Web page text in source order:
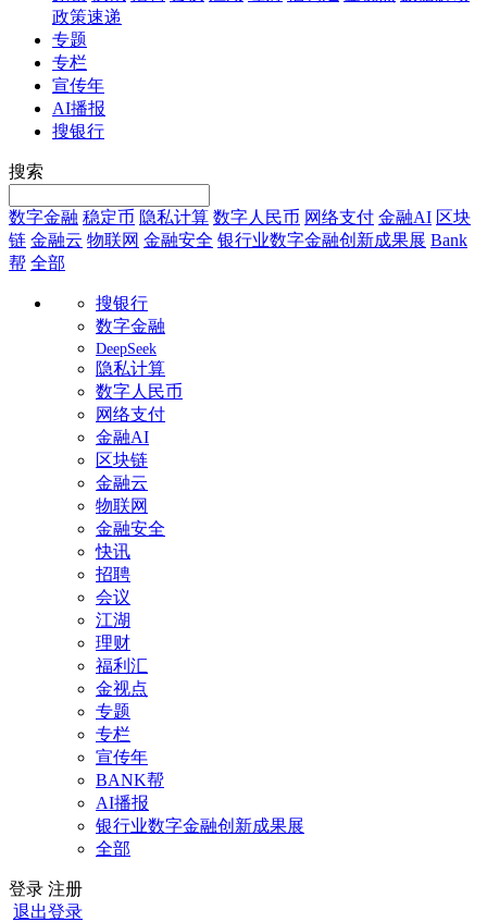
政策速递
专题
专栏
宣传年
AI播报
搜银行
搜索
数字金融 稳定币 隐私计算 数字人民币 网络支付 金融AI 区块
链 金融云 物联网 金融安全 银行业数字金融创新成果展 Bank
帮 全部
搜银行
数字金融
DeepSeek
隐私计算
数字人民币
网络支付
金融AI
区块链
金融云
物联网
金融安全
快讯
招聘
会议
江湖
理财
福利汇
金视点
专题
专栏
宣传年
BANK帮
AI播报
银行业数字金融创新成果展
全部
登录 注册
退出登录